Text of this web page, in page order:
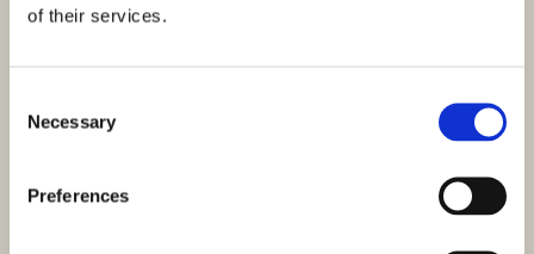
of their services.
Selection
Necessary
Preferences